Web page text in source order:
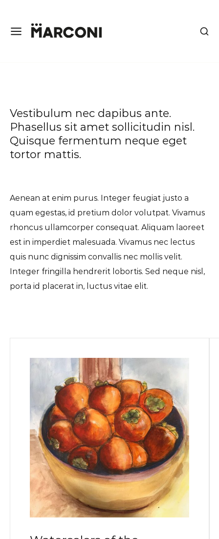
Vestibulum nec dapibus ante.
Phasellus sit amet sollicitudin nisl.
Quisque fermentum neque eget
tortor mattis.
Aenean at enim purus. Integer feugiat justo a
quam egestas, id pretium dolor volutpat. Vivamus
rhoncus ullamcorper consequat. Aliquam laoreet
est in imperdiet malesuada. Vivamus nec lectus
quis nunc dignissim convallis nec mollis velit.
Integer fringilla hendrerit lobortis. Sed neque nisl,
porta id placerat in, luctus vitae elit.